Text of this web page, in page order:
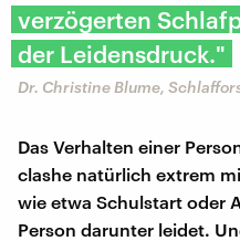
verzögerten
der Leidensdruck."
Dr. Christine Blume,
Das Verhalten einer
clashe natürlich extrem
wie etwa Schulstart oder
Person darunter leidet.